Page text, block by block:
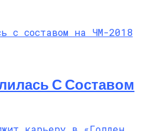
С Составом